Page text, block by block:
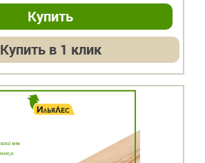
Купить в 1 клик